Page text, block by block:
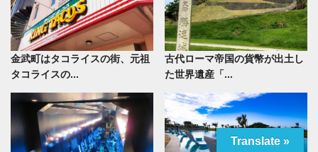
金武町はタコライスの街、元祖
タコライスの...
古代ローマ帝国の貨幣が出土し
た世界遺産「...
Translate »